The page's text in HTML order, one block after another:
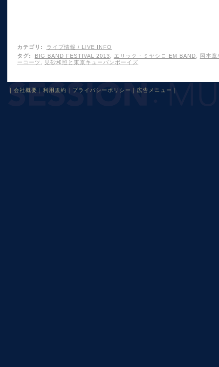
カテゴリ :
ライブ情報 / LIVE INFO
タグ: BIG BAND FESTIVAL 2013 エリック・ミヤシロ EM BAND
岡本
ーコーツ
見砂和照と東京キューバンボーイズ
会社概要 利用規約 プライバシーポリシー 広告メニュー